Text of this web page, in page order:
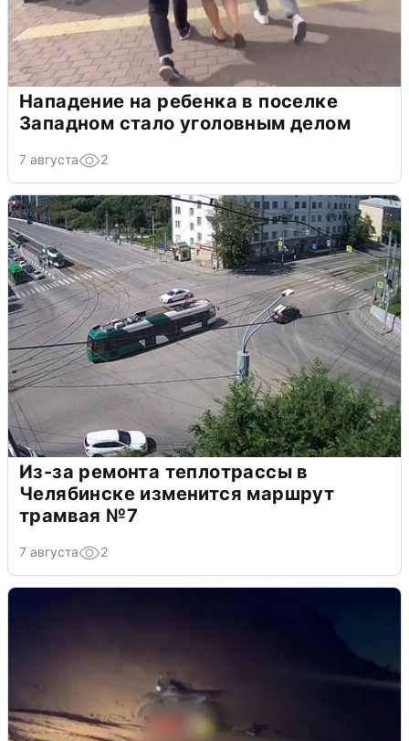
Нападение на ребенка в поселке
Западном стало уголовным делом
7 августа 2
Из-за ремонта теплотрассы в
Челябинске изменится маршрут
трамвая №7
7 августа 2